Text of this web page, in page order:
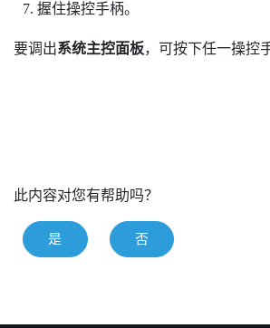
握住操控手柄。
要调出系统主控面板，可按下任一操控
此内容对您有帮助吗？
是 否